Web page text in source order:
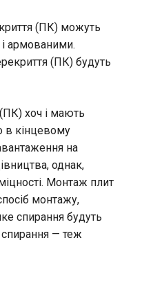
(ПК) можуть
армованими.
(ПК) будуть
хоч і мають
в кінцевому
на
однак,
Монтаж плит
монтажу,
спирання будуть
— теж